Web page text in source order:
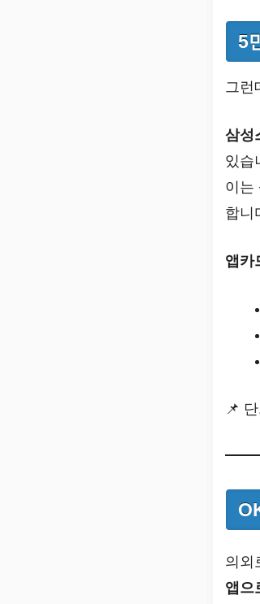
5
그런
삼성
있습
이는
합니
앱카
📌
의외
앱으